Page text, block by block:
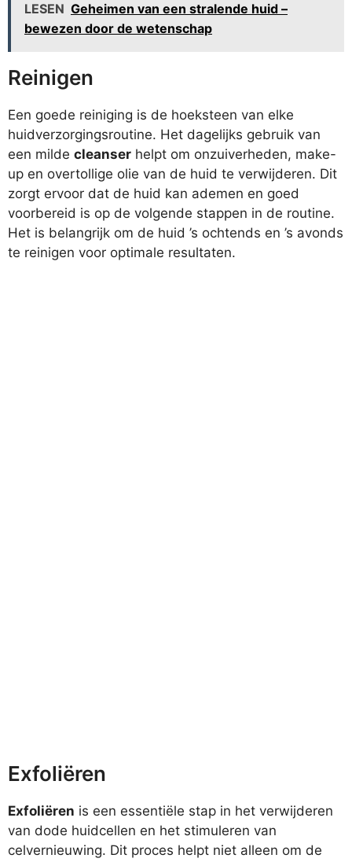
LESEN Geheimen van een stralende huid –
bewezen door de wetenschap
Reinigen
Een goede reiniging is de hoeksteen van elke
huidverzorgingsroutine. Het dagelijks gebruik van
een milde cleanser helpt om onzuiverheden, make-
up en overtollige olie van de huid te verwijderen. Dit
zorgt ervoor dat de huid kan ademen en goed
voorbereid is op de volgende stappen in de routine.
Het is belangrijk om de huid ’s ochtends en ’s avonds
te reinigen voor optimale resultaten.
Exfoliëren
Exfoliëren is een essentiële stap in het verwijderen
van dode huidcellen en het stimuleren van
celvernieuwing. Dit proces helpt niet alleen om de